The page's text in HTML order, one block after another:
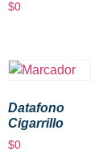
$0
Datafono
Cigarrillo
$0